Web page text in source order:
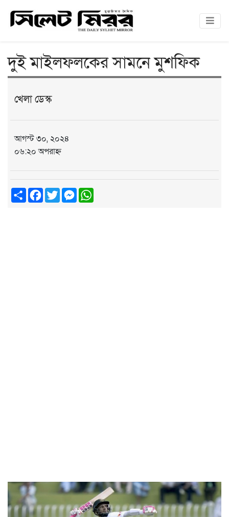
দুই মাইলফলকের সামনে মুশফিক
খেলা ডেস্ক
আগস্ট ৩০, ২০২৪
০৬:২০ অপরাহ্ন
ShareFacebook
TwitterMessenger